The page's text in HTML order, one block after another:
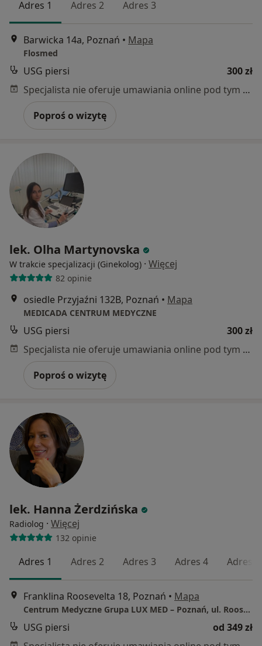
Adres 1 Adres 2 Adres 3
Barwicka 14a, Poznań • Mapa
Flosmed
USG piersi
300 zł
Specjalista nie oferuje umawiania online pod tym adresem.
Poproś o wizytę
lek. Olha Martynovska
W trakcie specjalizacji (Ginekolog) · Więcej
82 opinie
osiedle Przyjaźni 132B, Poznań • Mapa
MEDICADA CENTRUM MEDYCZNE
USG piersi
300 zł
Specjalista nie oferuje umawiania online pod tym adresem.
Poproś o wizytę
lek. Hanna Żerdzińska
Radiolog · Więcej
132 opinie
Adres 1 Adres 2 Adres 3 Adres 4 Adres 5
Franklina Roosevelta 18, Poznań • Mapa
Centrum Medyczne Grupa LUX MED – Poznań, ul. Roosevelta 18
USG piersi
od 349 zł